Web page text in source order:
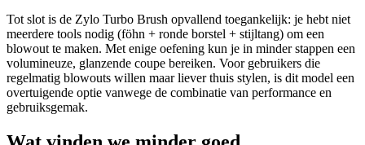
Tot slot is de Zylo Turbo Brush opvallend toegankelijk: je hebt niet
meerdere tools nodig (föhn + ronde borstel + stijltang) om een
blowout te maken. Met enige oefening kun je in minder stappen een
volumineuze, glanzende coupe bereiken. Voor gebruikers die
regelmatig blowouts willen maar liever thuis stylen, is dit model een
overtuigende optie vanwege de combinatie van performance en
gebruiksgemak.